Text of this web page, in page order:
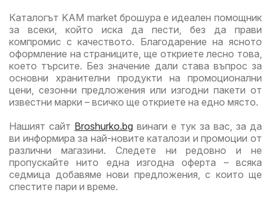
Каталогът KAM market брошура е идеален помощник
за всеки, който иска да пести, без да прави
компромис с качеството. Благодарение на ясното
оформление на страниците, ще откриете лесно това,
което търсите. Без значение дали става въпрос за
основни хранителни продукти на промоционални
цени, сезонни предложения или изгодни пакети от
известни марки – всичко ще откриете на едно място.
Нашият сайт Broshurko.bg винаги е тук за вас, за да
ви информира за най-новите каталози и промоции от
различни магазини. Следете ни редовно и не
пропускайте нито една изгодна оферта – всяка
седмица добавяме нови предложения, с които ще
спестите пари и време.